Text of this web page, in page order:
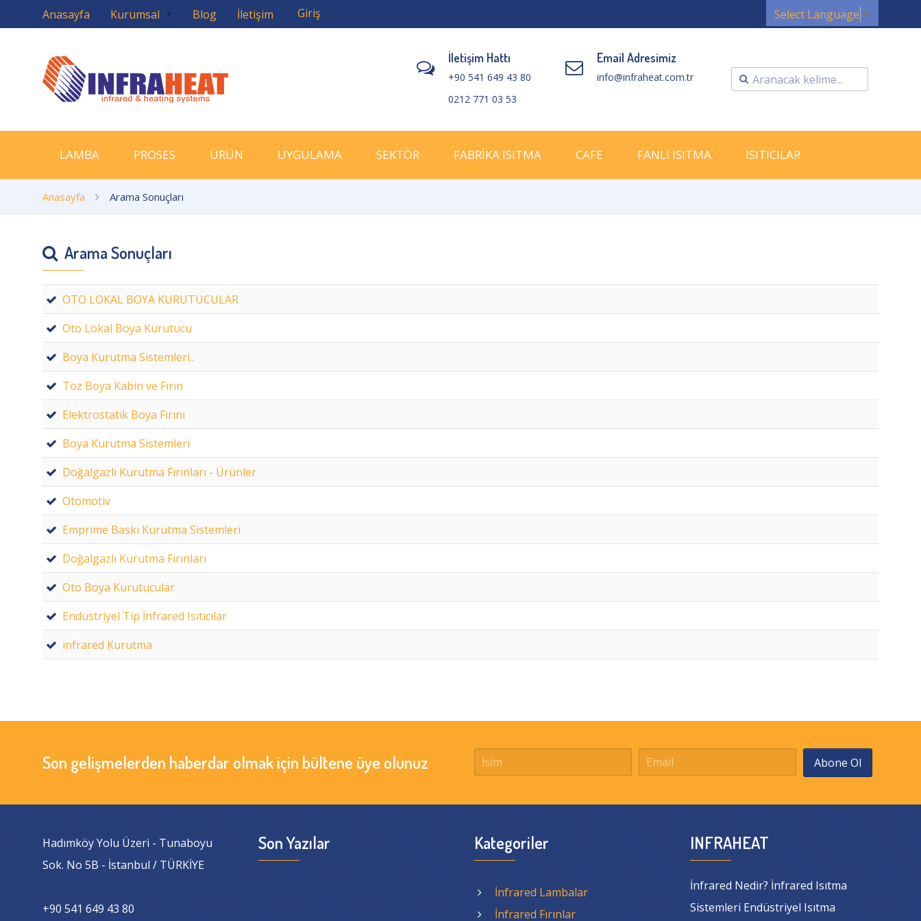
Anasayfa Kurumsal Blog İletişim Giriş Select Language ▼
İletişim Hattı
+90 541 649 43 80
0212 771 03 53
Email Adresimiz
info@infraheat.com.tr
LAMBA PROSES ÜRÜN UYGULAMA SEKTÖR FABRİKA ISITMA CAFE FANLI ISITMA ISITICILAR
Anasayfa Arama Sonuçları
Arama Sonuçları
OTO LOKAL BOYA KURUTUCULAR
Oto Lokal Boya Kurutucu
Boya Kurutma Sistemleri..
Toz Boya Kabin ve Fırın
Elektrostatik Boya Fırını
Boya Kurutma Sistemleri
Doğalgazlı Kurutma Fırınları - Ürünler
Otomotiv
Emprime Baskı Kurutma Sistemleri
Doğalgazlı Kurutma Fırınları
Oto Boya Kurutucular
Endüstriyel Tip İnfrared Isıtıcılar
infrared Kurutma
Son gelişmelerden haberdar olmak için bültene üye olunuz Abone Ol
Hadımköy Yolu Üzeri - Tunaboyu
Sok. No 5B - İstanbul / TÜRKİYE
+90 541 649 43 80
Son Yazılar Kategoriler
İnfrared Lambalar
İnfrared Fırınlar
INFRAHEAT
İnfrared Nedir? İnfrared Isıtma
Sistemleri Endüstriyel Isıtma